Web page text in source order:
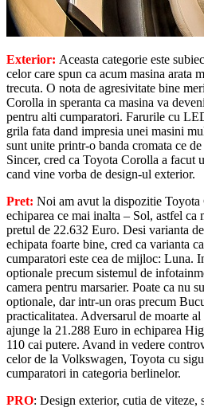
Exterior: Aceasta categorie este
celor care spun ca acum masina arata
trecuta. O nota de agresivitate bine
Corolla in speranta ca masina va
pentru alti cumparatori. Farurile cu
grila fata dand impresia unei masini
sunt unite printr-o banda cromata ce
Sincer, cred ca Toyota Corolla a facut
cand vine vorba de design-ul exterior.
Pret: Noi am avut la dispozitie
echiparea ce mai inalta – Sol, astfel ca
pretul de 22.632 Euro. Desi varianta
echipata foarte bine, cred ca varianta
cumparatori este cea de mijloc: Luna.
optionale precum sistemul de
camera pentru marsarier. Poate ca nu
optionale, dar intr-un oras precum
practicalitatea. Adversarul de moarte
ajunge la 21.288 Euro in echiparea
110 cai putere. Avand in vedere
celor de la Volkswagen, Toyota cu
cumparatori in categoria berlinelor.
PRO: Design exterior, cutia de viteze,